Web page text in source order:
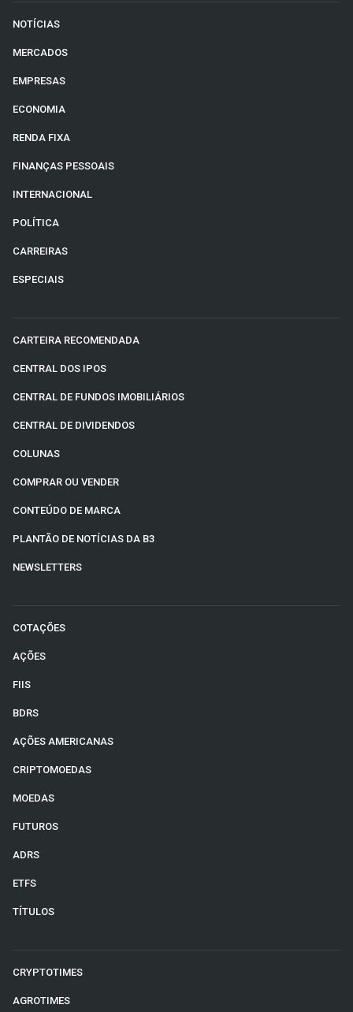
NOTÍCIAS
MERCADOS
EMPRESAS
ECONOMIA
RENDA FIXA
FINANÇAS PESSOAIS
INTERNACIONAL
POLÍTICA
CARREIRAS
ESPECIAIS
CARTEIRA RECOMENDADA
CENTRAL DOS IPOS
CENTRAL DE FUNDOS IMOBILIÁRIOS
CENTRAL DE DIVIDENDOS
COLUNAS
COMPRAR OU VENDER
CONTEÚDO DE MARCA
PLANTÃO DE NOTÍCIAS DA B3
NEWSLETTERS
COTAÇÕES
AÇÕES
FIIS
BDRS
AÇÕES AMERICANAS
CRIPTOMOEDAS
MOEDAS
FUTUROS
ADRS
ETFS
TÍTULOS
CRYPTOTIMES
AGROTIMES